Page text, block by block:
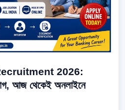
2026:
আজ থেকেই অনলাইনে